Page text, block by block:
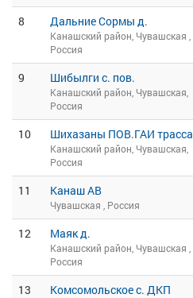
8 Дальние Сормы д.
Канашский район, Чувашская ,
Россия
9 Шибылги с. пов.
Канашский район, Чувашская,
Россия
10 Шихазаны ПОВ.ГАИ трасса
Канашский район, Чувашская,
Россия
11 Канаш АВ
Чувашская , Россия
12 Маяк д.
Канашский район, Чувашская ,
Россия
13 Комсомольское с. ДКП